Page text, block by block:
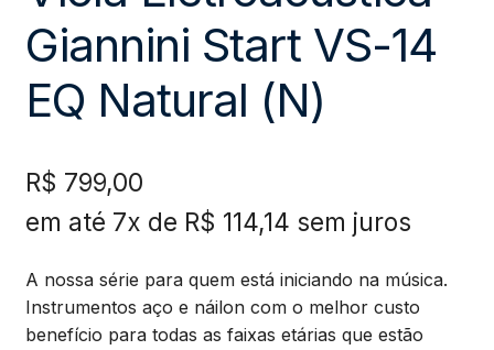
Giannini Start VS-14
EQ Natural (N)
R$ 799,00
em até 7x de R$ 114,14 sem juros
A nossa série para quem está iniciando na música.
Instrumentos aço e náilon com o melhor custo
benefício para todas as faixas etárias que estão